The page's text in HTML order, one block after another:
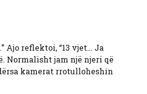
Ajo reflektoi, “13 vjet… Ja
Normalisht jam një njeri që
kamerat rrotulloheshin